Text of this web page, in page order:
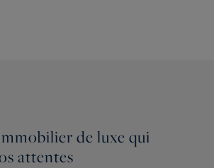
de luxe qui
attentes